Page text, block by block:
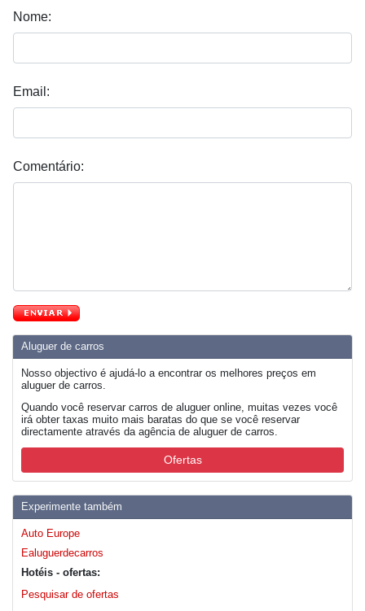
Aluguer de carros
Nosso objectivo é ajudá-lo a encontrar os melhores preços em
aluguer de carros.
Quando você reservar carros de aluguer online, muitas vezes você
irá obter taxas muito mais baratas do que se você reservar
directamente através da agência de aluguer de carros.
Ofertas
Experimente também
Auto Europe
Ealuguerdecarros
Hotéis - ofertas:
Pesquisar de ofertas
Nome:
Email:
Comentário: